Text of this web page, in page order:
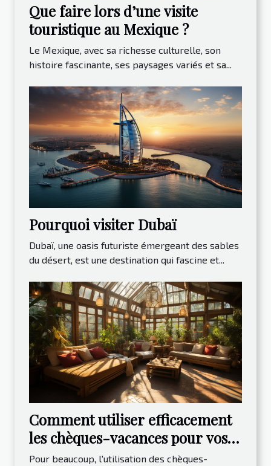
Que faire lors d’une visite
touristique au Mexique ?
Le Mexique, avec sa richesse culturelle, son
histoire fascinante, ses paysages variés et sa...
Pourquoi visiter Dubaï
Dubaï, une oasis futuriste émergeant des sables
du désert, est une destination qui fascine et...
Comment utiliser efficacement
les chèques-vacances pour vos
réservations Airbnb
Pour beaucoup, l'utilisation des chèques-